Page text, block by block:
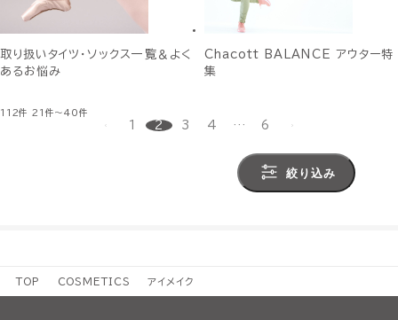
取り扱いタイツ・ソックス一覧＆よく
あるお悩み
Chacott BALANCE アウター特
集
112件 21件～40件
1 2 3 4 … 6
絞り込み
TOP COSMETICS アイメイク